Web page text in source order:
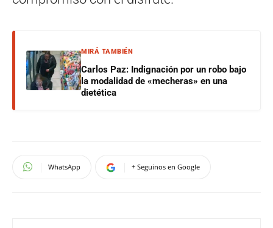
MIRÁ TAMBIÉN
Carlos Paz: Indignación por un robo bajo
la modalidad de «mecheras» en una
dietética
WhatsApp + Seguinos en Google